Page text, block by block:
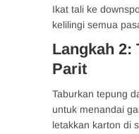
Ikat tali ke
kelilingi semua
Langkah 2:
Parit
Taburkan tepung
untuk menandai
letakkan karton di